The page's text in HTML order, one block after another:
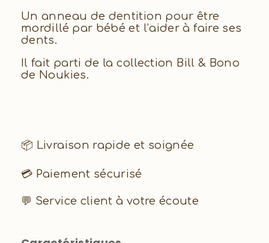
Un anneau de dentition pour être
mordillé par bébé et l’aider à faire ses
dents.
Il fait parti de la collection Bill & Bono
de Noukies.
📦 Livraison rapide et soignée
💳 Paiement sécurisé
💬 Service client à votre écoute